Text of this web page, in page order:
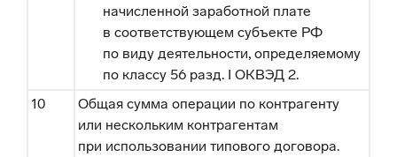
начисленной заработной плате
в соответствующем субъекте РФ
по виду деятельности, определяемому
по классу 56 разд. I ОКВЭД 2.
10
Общая сумма операции по контрагенту
или нескольким контрагентам
при использовании типового договора.